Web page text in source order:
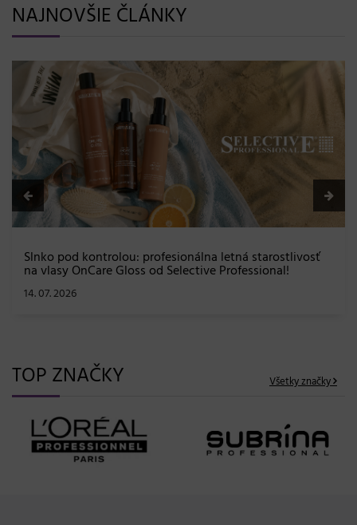
NAJNOVŠIE ČLÁNKY
Slnko pod kontrolou: profesionálna letná starostlivosť
na vlasy OnCare Gloss od Selective Professional!
14. 07. 2026
TOP ZNAČKY Všetky značky